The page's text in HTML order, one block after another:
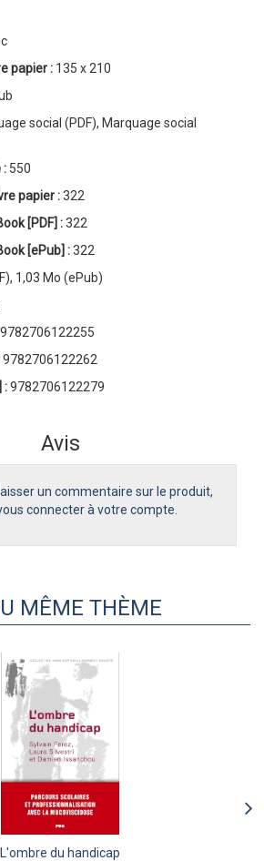
papier : 135 x 210
social (PDF), Marquage social
: 550
papier :322
[PDF] :322
[ePub] :322
1,03 Mo (ePub)
9782706122255
9782706122262
:9782706122279
Avis
un commentaire sur le produit,
connecter à votre compte.
MÊME THÈME
L'ombre du handicap